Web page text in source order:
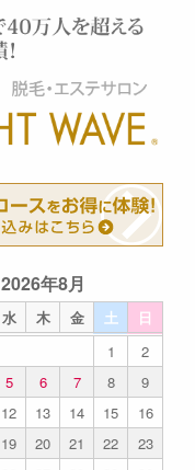
2026年8月
水 木 金 土 日
1
2
5 6 7 8
9
12 13 14 15
16
19 20 21 22
23